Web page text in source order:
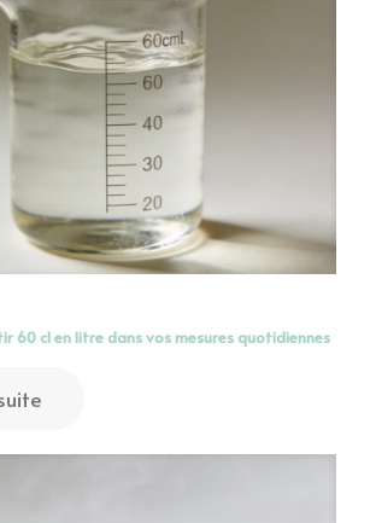
60 cl en litre dans vos mesures quotidiennes